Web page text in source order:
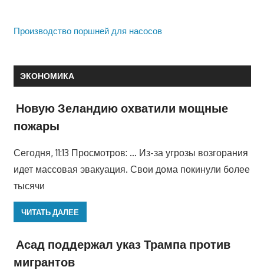
Производство поршней для насосов
ЭКОНОМИКА
Новую Зеландию охватили мощные
пожары
Сегодня, 11:13 Просмотров: … Из-за угрозы возгорания
идет массовая эвакуация. Свои дома покинули более
тысячи
ЧИТАТЬ ДАЛЕЕ
Асад поддержал указ Трампа против
мигрантов